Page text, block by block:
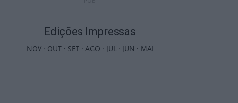
Edições Impressas
NOV· OUT· SET· AGO · JUL· JUN · MAI